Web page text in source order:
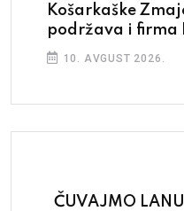
Košarkaške
podržava i firma
stiglo veliko hvala
10. AVGUST 2026.
ČUVAJMO